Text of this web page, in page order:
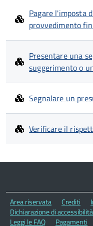
Pagare l'imposta
provvedimento
Presentare una
suggerimento o
Segnalare un
Verificare il
Area riservata Crediti
Dichiarazione di accessibilità
Leggi le FAQ
Pagamenti